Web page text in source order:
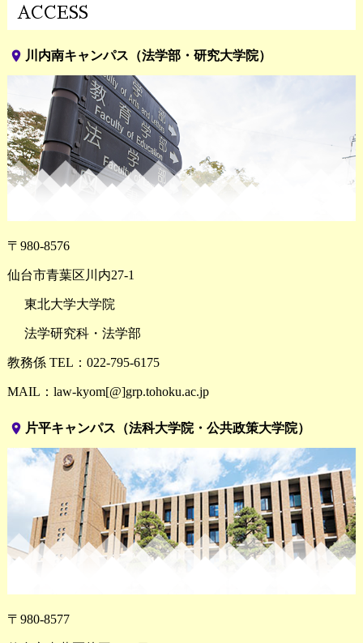
ACCESS
place 川内南キャンパス（法学部・研究大学院）
〒980-8576
仙台市青葉区川内27-1
東北大学大学院
法学研究科・法学部
教務係 TEL：022-795-6175
MAIL：law-kyom[@]grp.tohoku.ac.jp
place 片平キャンパス（法科大学院・公共政策大学院）
〒980-8577